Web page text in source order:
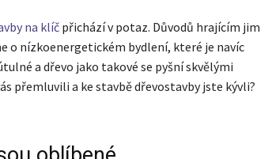
na klíč přichází v potaz. Důvodů hrajícím jim
o nízkoenergetickém bydlení, které je navíc
a dřevo jako takové se pyšní skvělými
přemluvili a ke stavbě dřevostavby jste kývli?